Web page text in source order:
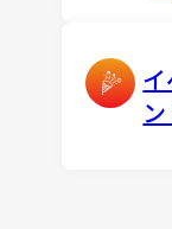
ン